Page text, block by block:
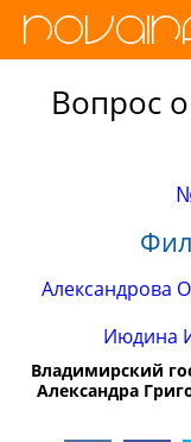
Вопрос
Александрова
Июдина
Владимирский
Александра